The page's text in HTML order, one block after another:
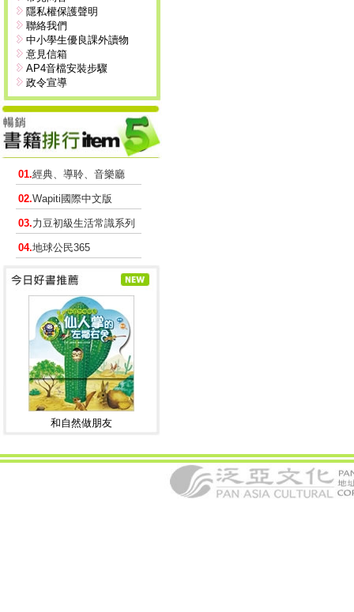
隱私權保護聲明
聯絡我們
中小學生優良課外讀物
意見信箱
AP4音檔安裝步驟
政令宣導
01.經典、導聆、音樂廳
02.Wapiti國際中文版
03.力豆初級生活常識系列
04.地球公民365
和自然做朋友